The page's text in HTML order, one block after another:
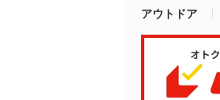
アウトドア